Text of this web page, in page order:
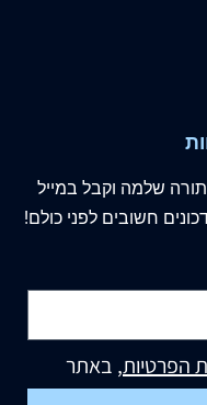
שלמה וקבל במייל
חשובים לפני כולם!
הפרטיות, באתר